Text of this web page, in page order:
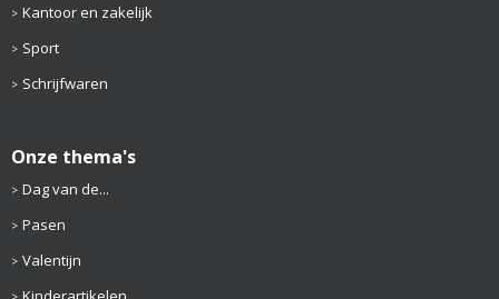
Kantoor en zakelijk
Sport
Schrijfwaren
Onze thema's
Dag van de...
Pasen
Valentijn